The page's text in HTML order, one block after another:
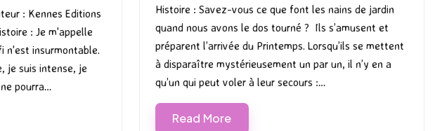
: Kennes Editions
: Je m'appelle
n'est insurmontable.
je suis intense, je
pourra…
by
Histoire : Savez-vous ce que font les nains de jardin
quand nous avons le dos tourné ? Ils s’amusent et
préparent l’arrivée du Printemps. Lorsqu’ils se mettent
à disparaître mystérieusement un par un, il n’y en a
qu’un qui peut voler à leur secours :…
Read More